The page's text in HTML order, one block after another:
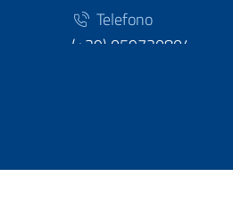
Telefono
(+39) 059730804